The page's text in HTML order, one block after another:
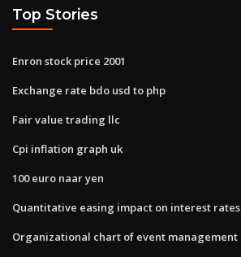
Top Stories
Enron stock price 2001
Exchange rate bdo usd to php
Fair value trading llc
Cpi inflation graph uk
100 euro naar yen
Quantitative easing impact on interest rates
Organizational chart of event management